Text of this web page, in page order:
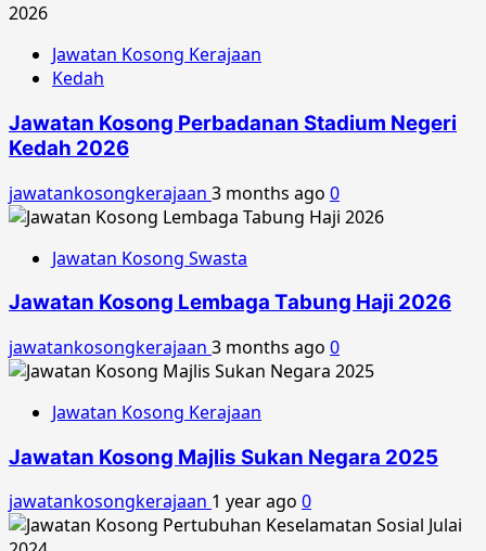
Jawatan Kosong Kerajaan
Kedah
Jawatan Kosong Perbadanan Stadium Negeri
Kedah 2026
jawatankosongkerajaan 3 months ago 0
Jawatan Kosong Swasta
Jawatan Kosong Lembaga Tabung Haji 2026
jawatankosongkerajaan 3 months ago 0
Jawatan Kosong Kerajaan
Jawatan Kosong Majlis Sukan Negara 2025
jawatankosongkerajaan 1 year ago 0